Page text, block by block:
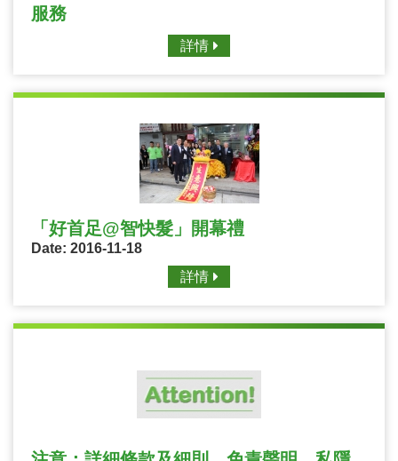
服務
詳情
「好首足@智快髮」開幕禮
Date: 2016-11-18
詳情